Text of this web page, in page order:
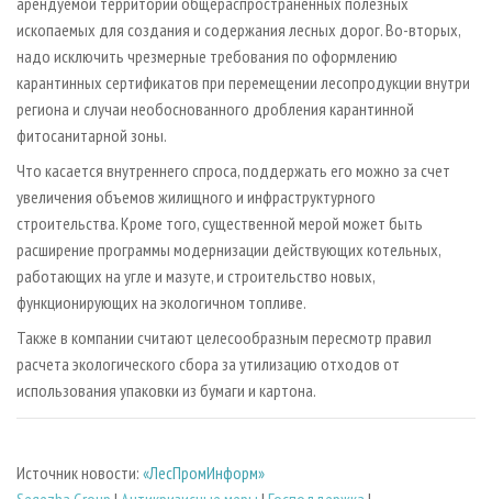
ископаемых для создания и содержания лесных дорог. Во-вторых,
надо исключить чрезмерные требования по оформлению
карантинных сертификатов при перемещении лесопродукции внутри
региона и случаи необоснованного дробления карантинной
фитосанитарной зоны.
Что касается внутреннего спроса, поддержать его можно за счет
увеличения объемов жилищного и инфраструктурного
строительства. Кроме того, существенной мерой может быть
расширение программы модернизации действующих котельных,
работающих на угле и мазуте, и строительство новых,
функционирующих на экологичном топливе.
Также в компании считают целесообразным пересмотр правил
расчета экологического сбора за утилизацию отходов от
использования упаковки из бумаги и картона.
Источник новости: «ЛесПромИнформ»